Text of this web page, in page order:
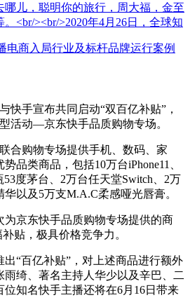
儿，聪明你的旅行，周大福，金至
<br/><br/>2020年4月26日，全球知
手宣布共同启动“双百亿补贴”，
活动—京东快手品质购物专场。
购物专场提供手机、数码、家
品类商品，包括10万台iPhone11、
53度茅台、2万台任天堂Switch、2万
以及5万支M.A.C柔感哑光唇膏。
京东快手品质购物专场提供的商
贴，极具价格竞争力。
“百亿补贴”，对上述商品进行额外
绮、著名主持人华少以及辛巴、二
知名快手主播还将在6月16日带来